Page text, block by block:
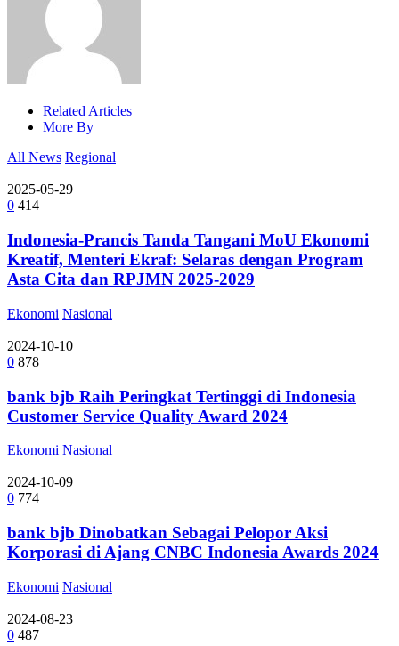
Related Articles
More By
All News Regional
2025-05-29
0 414
Indonesia-Prancis Tanda Tangani MoU Ekonomi
Kreatif, Menteri Ekraf: Selaras dengan Program
Asta Cita dan RPJMN 2025-2029
Ekonomi Nasional
2024-10-10
0 878
bank bjb Raih Peringkat Tertinggi di Indonesia
Customer Service Quality Award 2024
Ekonomi Nasional
2024-10-09
0 774
bank bjb Dinobatkan Sebagai Pelopor Aksi
Korporasi di Ajang CNBC Indonesia Awards 2024
Ekonomi Nasional
2024-08-23
0 487